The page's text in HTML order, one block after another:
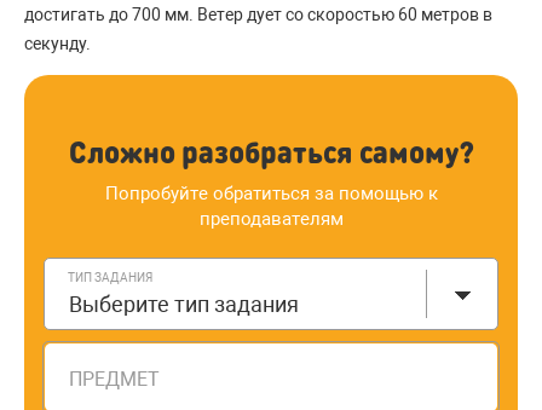
достигать до 700 мм. Ветер дует со скоростью 60 метров в
секунду.
Сложно разобраться самому?
Попробуйте обратиться за помощью к
преподавателям
ТИП ЗАДАНИЯ
Выберите тип задания
ПРЕДМЕТ